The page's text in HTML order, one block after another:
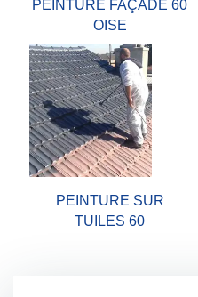
PEINTURE FAÇADE 60
OISE
PEINTURE SUR
TUILES 60